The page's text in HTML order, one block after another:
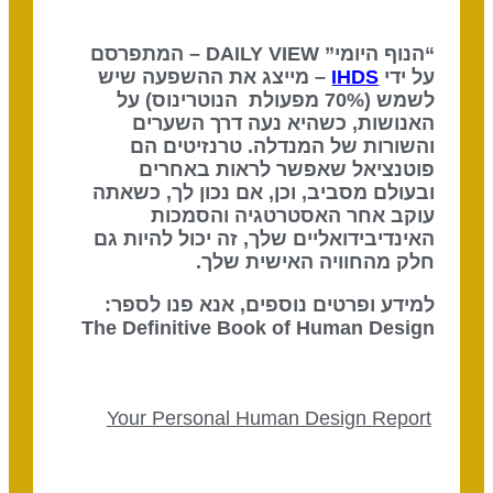
“הנוף היומי” DAILY VIEW – המתפרסם
על ידיIHDS – מייצג את ההשפעה שיש
לשמש (70% מפעולת הנוטרינוס) על
האנושות, כשהיא נעה דרך השערים
והשורות של המנדלה. טרנזיטים הם
פוטנציאל שאפשר לראות באחרים
ובעולם מסביב, וכן, אם נכון לך, כשאתה
עוקב אחר האסטרטגיה והסמכות
האינדיבידואליים שלך, זה יכול להיות גם
חלק מהחוויה האישית שלך.
למידע ופרטים נוספים, אנא פנו לספר:
The Definitive Book of Human Design
Your Personal Human Design Report